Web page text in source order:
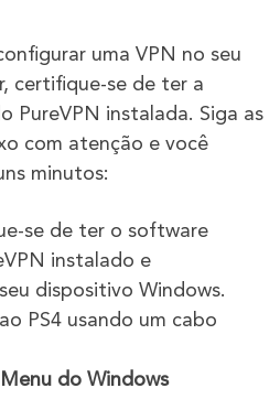
uma VPN no seu
certifique-se de ter a
PureVPN instalada. Siga as
com atenção e você
minutos:
se de ter o software
instalado e
dispositivo Windows.
PS4 usando um cabo
Menu do Windows